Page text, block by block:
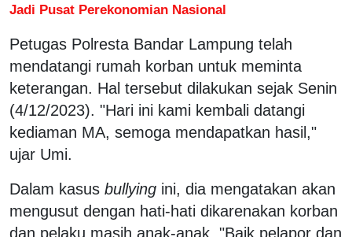
Jadi Pusat Perekonomian Nasional
Petugas Polresta Bandar Lampung telah
mendatangi rumah korban untuk meminta
keterangan. Hal tersebut dilakukan sejak Senin
(4/12/2023). "Hari ini kami kembali datangi
kediaman MA, semoga mendapatkan hasil,"
ujar Umi.
Dalam kasus bullying ini, dia mengatakan akan
mengusut dengan hati-hati dikarenakan korban
dan pelaku masih anak-anak. "Baik pelapor dan